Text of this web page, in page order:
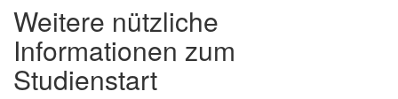
Weitere nützliche
Informationen zum
Studienstart